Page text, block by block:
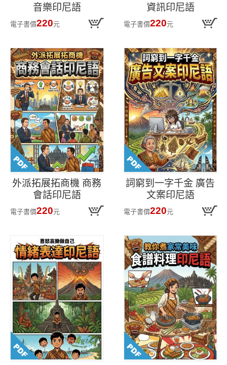
音樂印尼語
電子書價220元
資訊印尼語
電子書價220元
外派拓展拓商機 商務
會話印尼語
電子書價220元
詞窮到一字千金 廣告
文案印尼語
電子書價220元